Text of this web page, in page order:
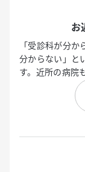
お
「受診科が分
分からない」と
す。近所の病院